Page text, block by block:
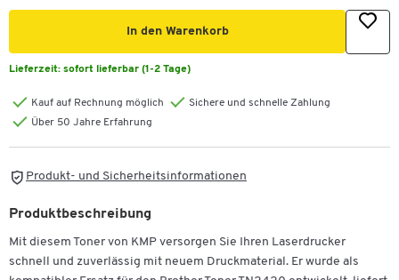
In den Warenkorb
Lieferzeit: sofort lieferbar (1-2 Tage)
Kauf auf Rechnung möglich
Sichere und schnelle Zahlung
Über 50 Jahre Erfahrung
Produkt- und Sicherheitsinformationen
Produktbeschreibung
Mit diesem Toner von KMP versorgen Sie Ihren Laserdrucker
schnell und zuverlässig mit neuem Druckmaterial. Er wurde als